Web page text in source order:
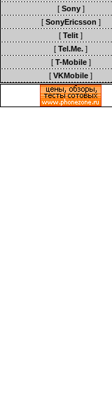
[ Sony]
[ SonyEricsson ]
[ Telit ]
[ Tel.Me. ]
[ T-Mobile]
[ VKMobile ]